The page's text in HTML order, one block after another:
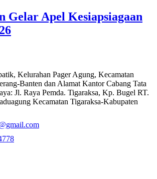
Gelar Apel Kesiapsiagaan
Kelurahan Pager Agung, Kecamatan
Banten dan Alamat Kantor Cabang Tata
Jl. Raya Pemda. Tigaraksa, Kp. Bugel RT.
Kecamatan Tigaraksa-Kabupaten